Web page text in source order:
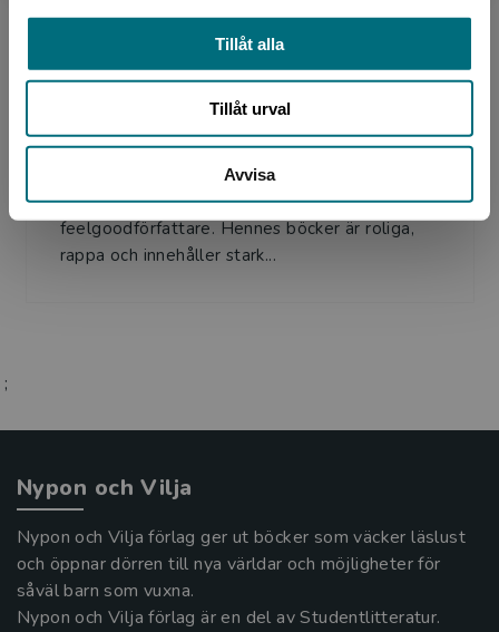
Tillåt alla
Tillåt urval
Avvisa
Författare
Lucy Diamond
Lucy Diamond (pseudonym för Sue
Mongredien) är en av Englands mest omtyckta
feelgoodförfattare. Hennes böcker är roliga,
rappa och innehåller stark...
;
Nypon och Vilja
Nypon och Vilja förlag ger ut böcker som väcker läslust
och öppnar dörren till nya världar och möjligheter för
såväl barn som vuxna.
Nypon och Vilja förlag är en del av Studentlitteratur.